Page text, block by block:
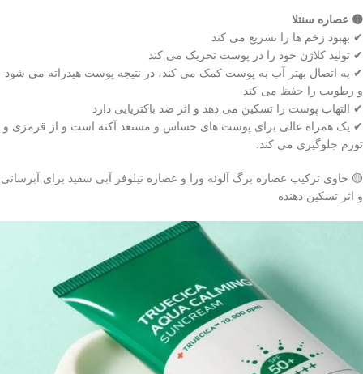
🟡 عصاره سنتلا
✔ بهبود زخم ها را تسریع می کند
✔ تولید کلاژن خود را در پوست تحریک می کند
✔ به اتصال بهتر آب به پوست کمک می کند، در نتیجه پوست هیدراته می شود
و رطوبت را حفظ می کند
✔ التهاب پوست را تسکین می دهد و اثر ضد باکتریایی دارد
✔ یک همراه عالی برای پوست های حساس و مستعد آکنه است و از قرمزی و
تورم جلوگیری می کند.
🟡 حاوی ترکیب عصاره برگ آلوئه ورا و عصاره نیلوفر آبی سفید برای آبرسانی
و اثر تسکین دهنده